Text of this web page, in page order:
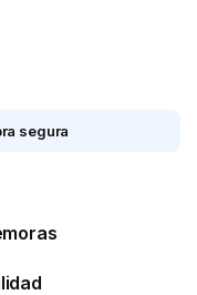
segura